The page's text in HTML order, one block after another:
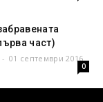
част)
- 01 септември 2016
0